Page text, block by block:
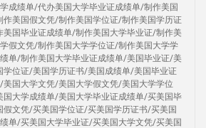
成绩单/代办美国大学毕业证成绩单/制作美国
美国假文凭/制作美国学位证/制作美国学历证
国毕业证成绩单/制作美国大学毕业证/制作美
假文凭/制作美国大学学位证/制作美国大学学
单/制作美国大学毕业证成绩单/美国毕业证/美
学位证/美国学历证书/美国成绩单/美国毕业证
国大学文凭/美国大学假文凭/美国大学学位
大学成绩单/美国大学毕业证成绩单/买美国毕
文凭/买美国学位证/买美国学历证书/买美国
单/买美国大学毕业证/买美国大学文凭/买美国